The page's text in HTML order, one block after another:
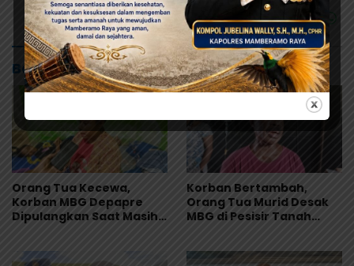
Baca Juga
Orang Tua Kecewa,
Korban MBG Depapre
Dipulangkan Saat Masih
Korban Bertambah,
Orang Tua Murid Desak
MBG di Pesisir Tanah